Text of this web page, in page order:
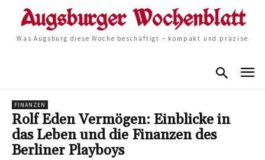
Was Augsburg diese Woche beschäftigt – kompakt und präzise
FINANZEN
Rolf Eden Vermögen: Einblicke in
das Leben und die Finanzen des
Berliner Playboys